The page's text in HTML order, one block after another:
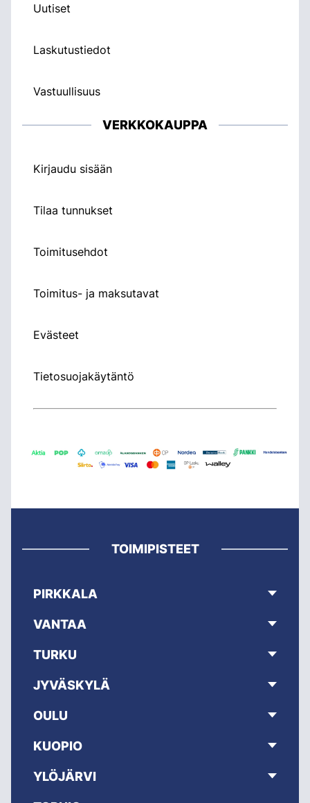
Uutiset
Laskutustiedot
Vastuullisuus
VERKKOKAUPPA
Kirjaudu sisään
Tilaa tunnukset
Toimitusehdot
Toimitus- ja maksutavat
Evästeet
Tietosuojakäytäntö
TOIMIPISTEET
PIRKKALA
VANTAA
TURKU
JYVÄSKYLÄ
OULU
KUOPIO
YLÖJÄRVI